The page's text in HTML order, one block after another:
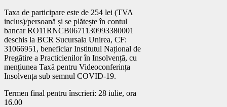
Taxa de participare este de 254 lei (TVA
inclus)/persoană și se plătește în contul
bancar RO11RNCB0671130993380001
deschis la BCR Sucursala Unirea, CF:
31066951, beneficiar Institutul Național de
Pregătire a Practicienilor în Insolvență, cu
mențiunea Taxă pentru Videoconferința
Insolvența sub semnul COVID-19.
Termen final pentru înscrieri: 28 iulie, ora
16.00